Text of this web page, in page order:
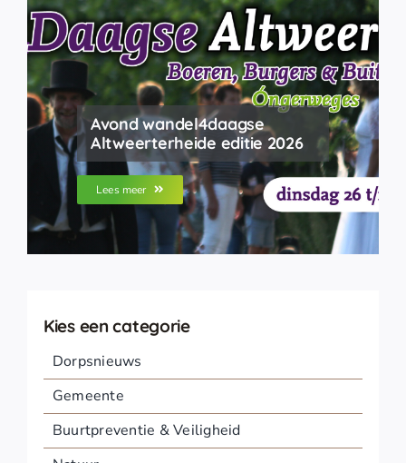
Avond wandel4daagse
Altweerterheide editie 2026
Lees meer
Kies een categorie
Dorpsnieuws
Gemeente
Buurtpreventie & Veiligheid